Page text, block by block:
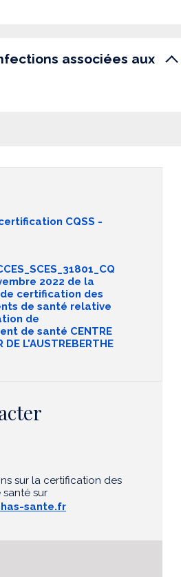
associées aux
CQSS -
2022 de la
certification des
de santé relative
de
de santé CENTRE
DE L'AUSTREBERTHE
sur la certification des
santé sur
sante.fr